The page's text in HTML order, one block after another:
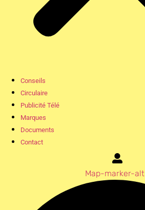
Conseils
Circulaire
Publicité Télé
Marques
Documents
Contact
Map-marker-alt